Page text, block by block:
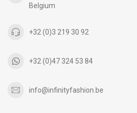
Belgium
+32 (0)3 219 30 92
+32 (0)47 324 53 84
info@infinityfashion.be